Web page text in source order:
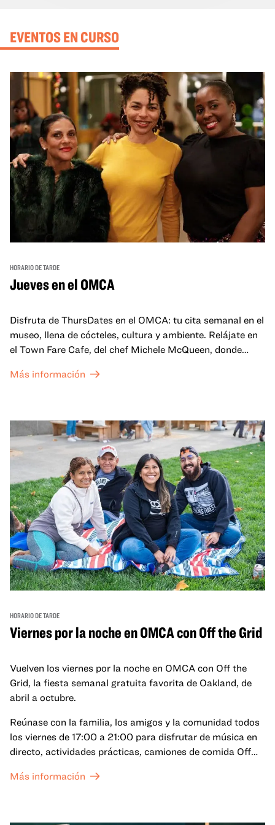
EVENTOS EN CURSO
HORARIO DE TARDE
Jueves en el OMCA
Disfruta de ThursDates en el OMCA: tu cita semanal en el
museo, llena de cócteles, cultura y ambiente. Relájate en
el Town Fare Cafe, del chef Michele McQueen, donde
fondo, o explora las galerías, que cobran vida por la noche
adultos!
Más información
HORARIO DE TARDE
Viernes por la noche en OMCA con Off the Grid
Vuelven los viernes por la noche en OMCA con Off the
Grid, la fiesta semanal gratuita favorita de Oakland, de
abril a octubre.
Reúnase con la familia, los amigos y la comunidad todos
los viernes de 17:00 a 21:00 para disfrutar de música en
directo, actividades prácticas, camiones de comida Off
exposiciones especiales, con una
Más información